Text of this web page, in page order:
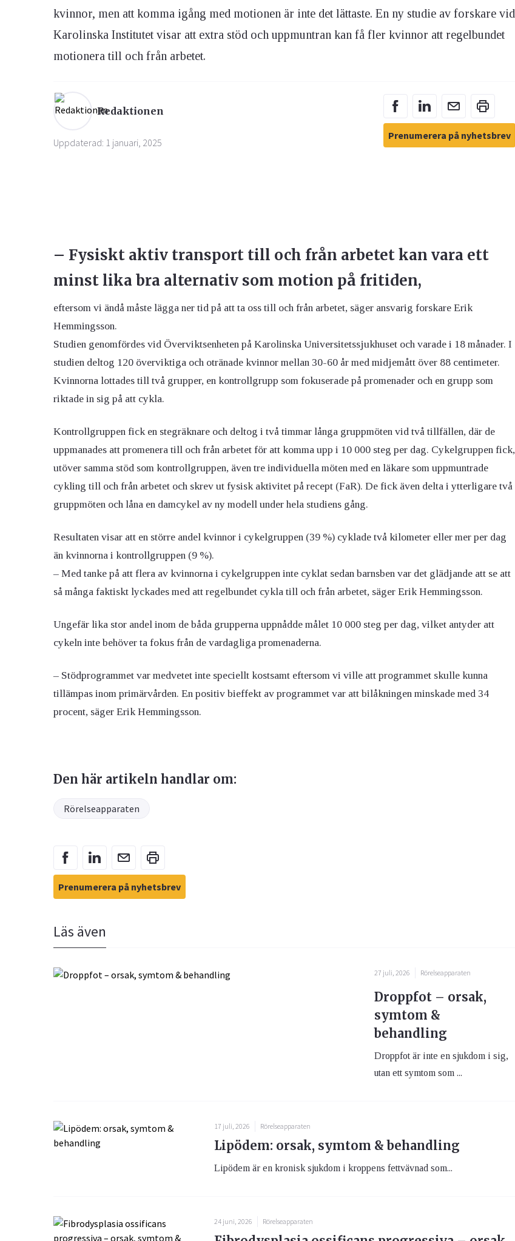
Ögon & Öron
Övervikt
kvinnor, men att komma igång med motionen är inte det lättaste. En ny studie av forskare vid
Karolinska Institutet visar att extra stöd och uppmuntran kan få fler kvinnor att regelbundet
motionera till och från arbetet.
Redaktionen
Uppdaterad: 1 januari, 2025
Prenumerera på nyhetsbrev
– Fysiskt aktiv transport till och från arbetet kan vara ett
minst lika bra alternativ som motion på fritiden,
eftersom vi ändå måste lägga ner tid på att ta oss till och från arbetet, säger ansvarig forskare Erik
Hemmingsson.
Studien genomfördes vid Överviktsenheten på Karolinska Universitetssjukhuset och varade i 18 månader. I
studien deltog 120 överviktiga och otränade kvinnor mellan 30-60 år med midjemått över 88 centimeter.
Kvinnorna lottades till två grupper, en kontrollgrupp som fokuserade på promenader och en grupp som
riktade in sig på att cykla.
Kontrollgruppen fick en stegräknare och deltog i två timmar långa gruppmöten vid två tillfällen, där de
uppmanades att promenera till och från arbetet för att komma upp i 10 000 steg per dag. Cykelgruppen fick,
utöver samma stöd som kontrollgruppen, även tre individuella möten med en läkare som uppmuntrade
cykling till och från arbetet och skrev ut fysisk aktivitet på recept (FaR). De fick även delta i ytterligare två
gruppmöten och låna en damcykel av ny modell under hela studiens gång.
Resultaten visar att en större andel kvinnor i cykelgruppen (39 %) cyklade två kilometer eller mer per dag
än kvinnorna i kontrollgruppen (9 %).
– Med tanke på att flera av kvinnorna i cykelgruppen inte cyklat sedan barnsben var det glädjande att se att
så många faktiskt lyckades med att regelbundet cykla till och från arbetet, säger Erik Hemmingsson.
Ungefär lika stor andel inom de båda grupperna uppnådde målet 10 000 steg per dag, vilket antyder att
cykeln inte behöver ta fokus från de vardagliga promenaderna.
– Stödprogrammet var medvetet inte speciellt kostsamt eftersom vi ville att programmet skulle kunna
tillämpas inom primärvården. En positiv bieffekt av programmet var att bilåkningen minskade med 34
procent, säger Erik Hemmingsson.
Den här artikeln handlar om:
Rörelseapparaten
Prenumerera på nyhetsbrev
Läs även
27 juli, 2026 Rörelseapparaten
Droppfot – orsak,
symtom &
behandling
Droppfot är inte en sjukdom i sig,
utan ett symtom som ...
17 juli, 2026 Rörelseapparaten
Lipödem: orsak, symtom & behandling
Lipödem är en kronisk sjukdom i kroppens fettvävnad som...
24 juni, 2026 Rörelseapparaten